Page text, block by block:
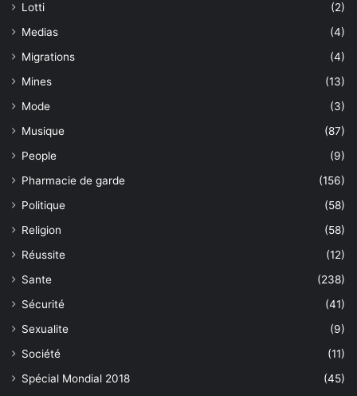
Lotti
(2)
Medias
(4)
Migrations
(4)
Mines
(13)
Mode
(3)
Musique
(87)
People
(9)
Pharmacie de garde
(156)
Politique
(58)
Religion
(58)
Réussite
(12)
Sante
(238)
Sécurité
(41)
Sexualite
(9)
Société
(11)
Spécial Mondial 2018
(45)